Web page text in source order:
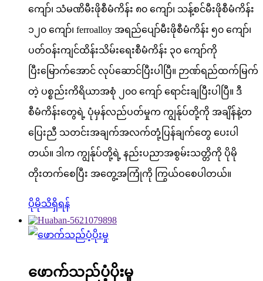
ကျော်၊ သံမဏိမီးဖိုစီမံကိန်း ၈၀ ကျော်၊ သန့်စင်မီးဖိုစီမံကိန်း
၁၂၀ ကျော်၊ ferroalloy အရည်ပျော်မီးဖိုစီမံကိန်း ၅၀ ကျော်၊
ပတ်ဝန်းကျင်ထိန်းသိမ်းရေးစီမံကိန်း ၃၀ ကျော်ကို
ပြီးမြောက်အောင် လုပ်ဆောင်ပြီးပါပြီ။ ဉာဏ်ရည်ထက်မြက်
တဲ့ ပစ္စည်းကိရိယာအစုံ ၂၀၀ ကျော် ရောင်းချပြီးပါပြီ။ ဒီ
စီမံကိန်းတွေရဲ့ ပုံမှန်လည်ပတ်မှုက ကျွန်ုပ်တို့ကို အချိန်နဲ့တ
ပြေးညီ သတင်းအချက်အလက်တုံ့ပြန်ချက်တွေ ပေးပါ
တယ်။ ဒါက ကျွန်ုပ်တို့ရဲ့ နည်းပညာအစွမ်းသတ္တိကို ပိုမို
တိုးတက်စေပြီး အတွေ့အကြုံကို ကြွယ်ဝစေပါတယ်။
ပိုမိုသိရှိရန်
ဖောက်သည်ပံ့ပိုးမှု